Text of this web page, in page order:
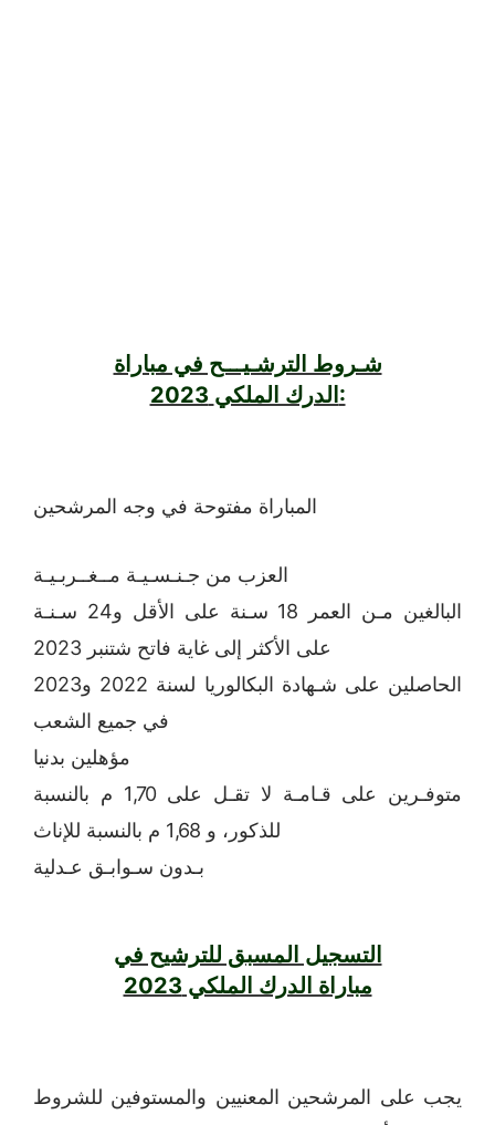
شـروط الترشـيـــح في مباراة
الدرك الملكي 2023:
المباراة مفتوحة في وجه المرشحين
العزب من جـنـسـيـة مــغــربـيـة
البالغين مـن العمر 18 سـنة على الأقل و24 سـنـة
على الأكثر إلى غاية فاتح شتنبر 2023
الحاصلين على شـهادة البكالوريا لسنة 2022 و2023
في جميع الشعب
مؤهلين بدنيا
متوفـرين على قـامـة لا تقـل على 1,70 م بالنسبة
للذكور، و 1,68 م بالنسبة للإناث
بـدون سـوابـق عـدلية
التسجيل المسبق للترشيح في
مباراة الدرك الملكي 2023
يجب على المرشحين المعنيين والمستوفين للشروط